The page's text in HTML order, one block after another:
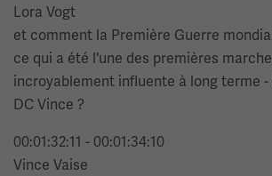
Lora Vogt
et comment la Première Guerre
ce qui a été l'une des premières
incroyablement influente à long terme -
DC Vince ?
00:01:32:11 - 00:01:34:10
Vince Vaise